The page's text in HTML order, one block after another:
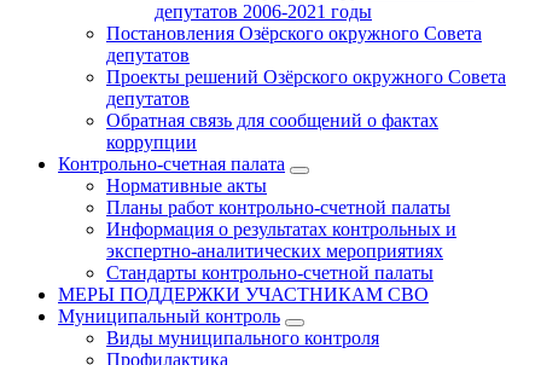
депутатов 2006-2021 годы
Постановления Озёрского окружного Совета
депутатов
Проекты решений Озёрского окружного Совета
депутатов
Обратная связь для сообщений о фактах
коррупции
Контрольно-счетная палата
Нормативные акты
Планы работ контрольно-счетной палаты
Информация о результатах контрольных и
экспертно-аналитических мероприятиях
Стандарты контрольно-счетной палаты
МЕРЫ ПОДДЕРЖКИ УЧАСТНИКАМ СВО
Муниципальный контроль
Виды муниципального контроля
Профилактика